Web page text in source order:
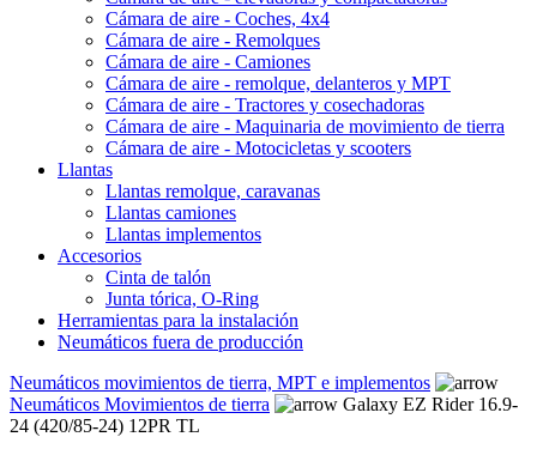
Cámara de aire - Coches, 4x4
Cámara de aire - Remolques
Cámara de aire - Camiones
Cámara de aire - remolque, delanteros y MPT
Cámara de aire - Tractores y cosechadoras
Cámara de aire - Maquinaria de movimiento de tierra
Cámara de aire - Motocicletas y scooters
Llantas
Llantas remolque, caravanas
Llantas camiones
Llantas implementos
Accesorios
Cinta de talón
Junta tórica, O-Ring
Herramientas para la instalación
Neumáticos fuera de producción
Neumáticos movimientos de tierra, MPT e implementos
Neumáticos Movimientos de tierra
Galaxy EZ Rider 16.9-
24 (420/85-24) 12PR TL